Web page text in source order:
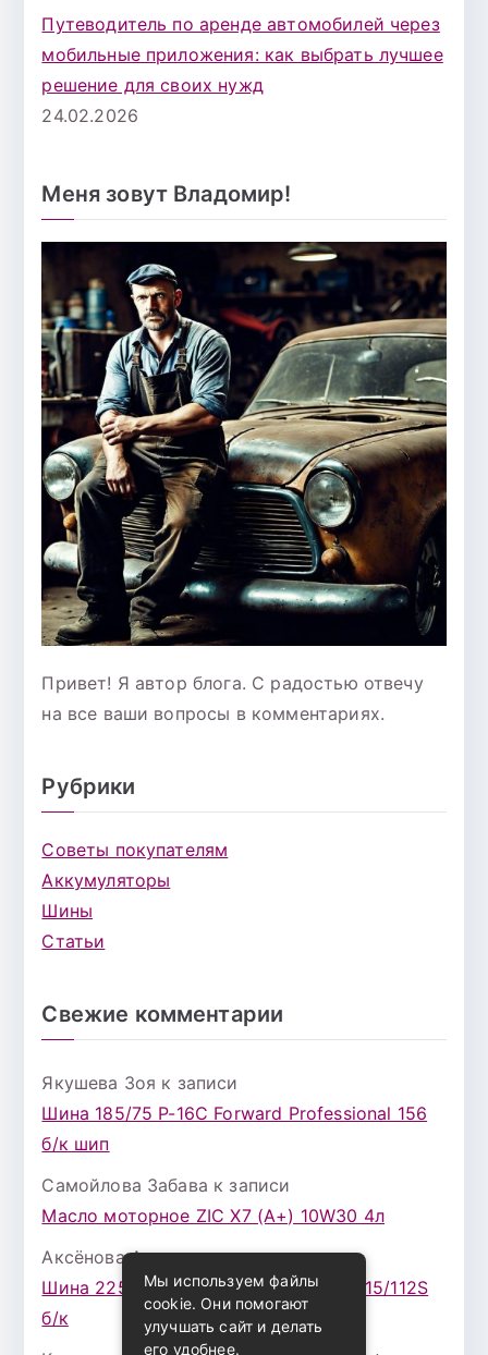
Путеводитель по аренде автомобилей через
мобильные приложения: как выбрать лучшее
решение для своих нужд
24.02.2026
Меня зовут Владомир!
Привет! Я автор блога. С радостью отвечу
на все ваши вопросы в комментариях.
Рубрики
Советы покупателям
Аккумуляторы
Шины
Статьи
Свежие комментарии
Якушева Зоя к записи
Шина 185/75 Р-16С Forward Professional 156
б/к шип
Самойлова Забава к записи
Масло моторное ZIC X7 (A+) 10W30 4л
Аксёнова Адельк записи
Шина 225/75 Р-16 Nokian Rotiva HT 115/112S
б/к
Мы используем файлы
cookie. Они помогают
улучшать сайт и делать
его удобнее.